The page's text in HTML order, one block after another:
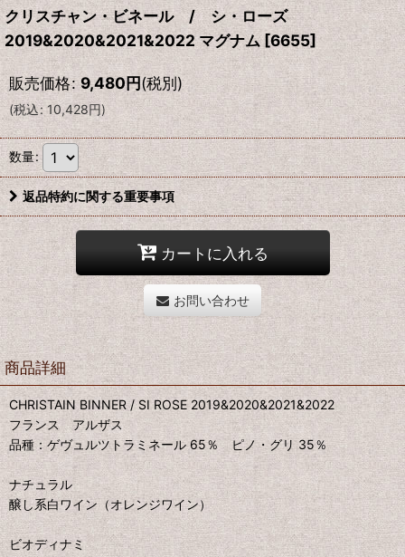
クリスチャン・ビネール / シ・ローズ
2019&2020&2021&2022 マグナム [6655]
販売価格: 9,480円(税別)
(税込: 10,428円)
数量:
返品特約に関する重要事項
カートに入れる
お問い合わせ
商品詳細
CHRISTAIN BINNER / SI ROSE 2019&2020&2021&2022
フランス アルザス
品種：ゲヴュルツトラミネール 65％ ピノ・グリ 35％
ナチュラル
醸し系白ワイン（オレンジワイン）
ビオディナミ